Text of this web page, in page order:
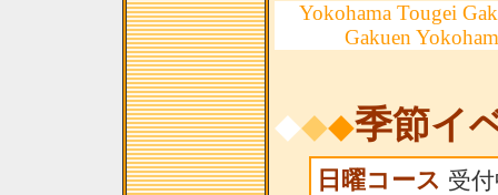
Yokohama Tougei
Gakuen
◆◆◆季節イ
日曜コース 受